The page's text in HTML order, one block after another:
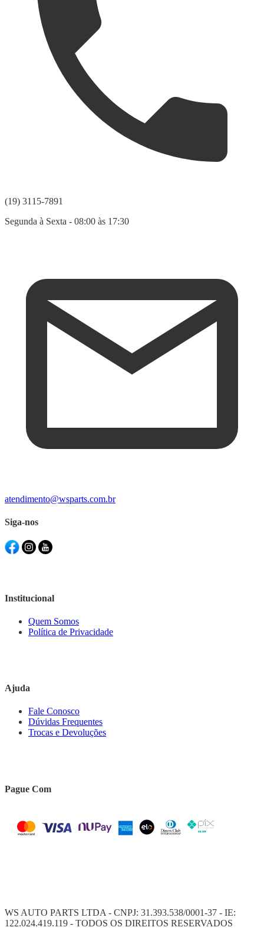
(19) 3115-7891
Segunda à Sexta - 08:00 às 17:30
atendimento@wsparts.com.br
Siga-nos
Institucional
Quem Somos
Política de Privacidade
Ajuda
Fale Conosco
Dúvidas Frequentes
Trocas e Devoluções
Pague Com
WS AUTO PARTS LTDA - CNPJ: 31.393.538/0001-37 - IE:
122.024.419.119 - TODOS OS DIREITOS RESERVADOS